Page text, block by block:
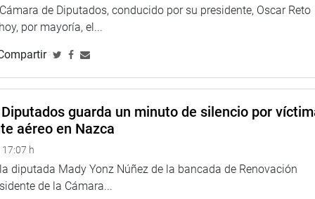
peruanos”.
el país. Portugal fue el tercer mayor inversor extranjero en
y talento peruano.
Legislativo, contó también con la participación de los
Fuerza Popular) y María del Carmen Alva Prieto (bancada
de Diputados, conducido por su presidente, Oscar Reto
por mayoría, el...
guarda un minuto de silencio por
aéreo en Nazca
h
diputada Mady Yonz Núñez de la bancada de Renovación
de la Cámara...